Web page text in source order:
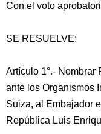
Con el voto
SE RESUELVE:
Artículo 1°.- Nombrar
ante los Organismos
Suiza, al Embajador
República Luis